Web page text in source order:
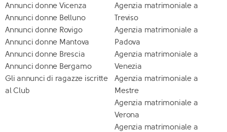
Annunci donne Vicenza
Annunci donne Belluno
Annunci donne Rovigo
Annunci donne Mantova
Annunci donne Brescia
Annunci donne Bergamo
Gli annunci di ragazze iscritte
al Club
Agenzia matrimoniale a
Treviso
Agenzia matrimoniale a
Padova
Agenzia matrimoniale a
Venezia
Agenzia matrimoniale a
Mestre
Agenzia matrimoniale a
Verona
Agenzia matrimoniale a